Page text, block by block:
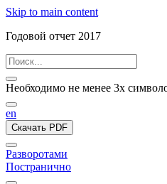
Skip to main content
Годовой отчет 2017
Необходимо не менее 3х
en
Скачать PDF
Разворотами
Постранично